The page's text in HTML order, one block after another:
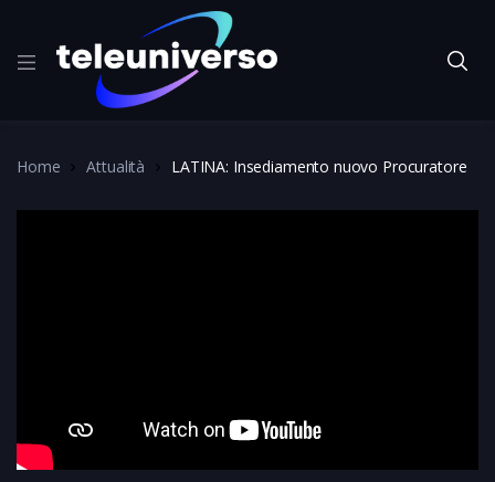
Home Attualità LATINA: Insediamento nuovo Procuratore